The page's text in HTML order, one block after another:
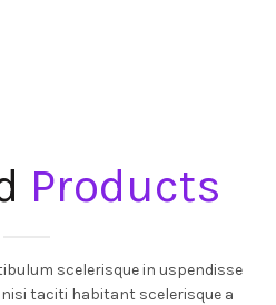
Products
scelerisque in uspendisse
taciti habitant scelerisque a